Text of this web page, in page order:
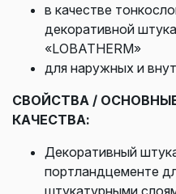
в качестве
декоративной
«LOBATHERM»
для наружных и
СВОЙСТВА /
КАЧЕСТВА:
Декоративный
портландцементе